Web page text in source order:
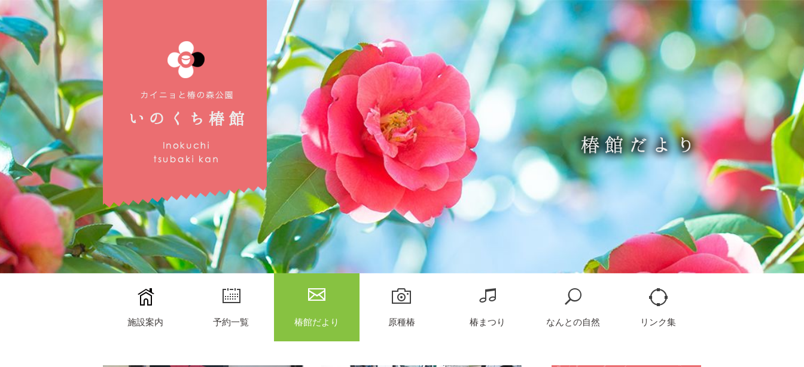
施設案内 予約一覧 椿館だより 原種椿 椿まつり なんとの自然 リンク集